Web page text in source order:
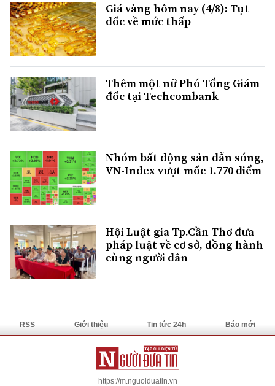
Giá vàng hôm nay (4/8): Tụt
dốc về mức thấp
Thêm một nữ Phó Tổng Giám
đốc tại Techcombank
Nhóm bất động sản dẫn sóng,
VN-Index vượt mốc 1.770 điểm
Hội Luật gia Tp.Cần Thơ đưa
pháp luật về cơ sở, đồng hành
cùng người dân
RSS Giới thiệu Tin tức 24h Báo mới
https://m.nguoiduatin.vn